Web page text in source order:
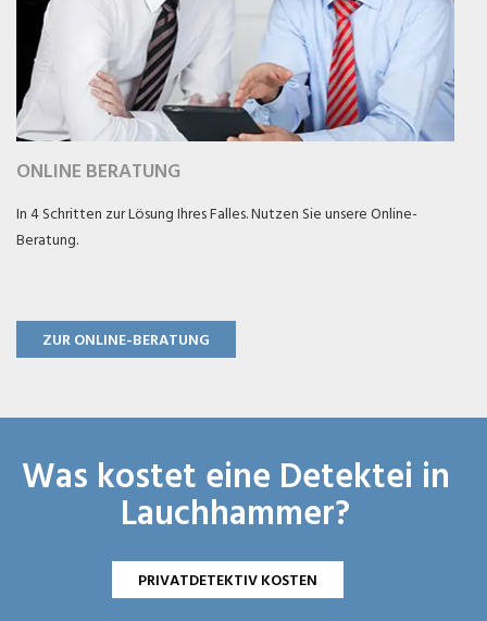
ONLINE BERATUNG
In 4 Schritten zur Lösung Ihres Falles. Nutzen Sie unsere Online-
Beratung.
ZUR ONLINE-BERATUNG
Was kostet eine Detektei in
Lauchhammer?
PRIVATDETEKTIV KOSTEN